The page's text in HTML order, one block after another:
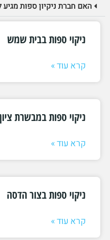
האם חברת ניקיון ספות מגיע
ניקוי ספות בבית שמש
קרא עוד »
ניקוי ספות במבשרת ציון
קרא עוד »
ניקוי ספות בצור הדסה
קרא עוד »